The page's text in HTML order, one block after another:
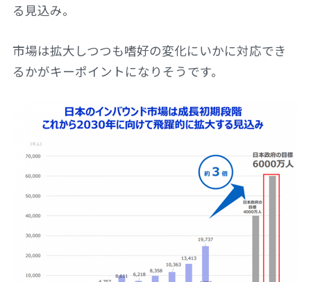
る見込み。
市場は拡大しつつも嗜好の変化にいかに対応でき
るかがキーポイントになりそうです。